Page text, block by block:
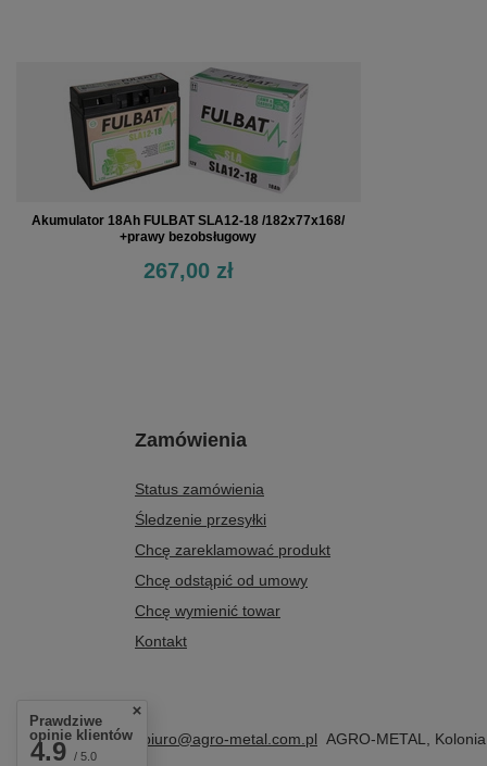
Akumulator 18Ah FULBAT SLA12-18 /182x77x168/
+prawy bezobsługowy
267,00 zł
Zamówienia
Status zamówienia
Śledzenie przesyłki
Chcę zareklamować produkt
Chcę odstąpić od umowy
Chcę wymienić towar
Kontakt
+48 604 284 876 biuro@agro-metal.com.pl AGRO-METAL
Prawdziwe
opinie klientów
4.9 / 5.0